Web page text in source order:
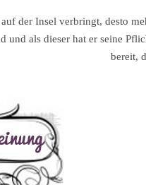
der Insel verbringt, desto
und als dieser hat er seine
bereit,